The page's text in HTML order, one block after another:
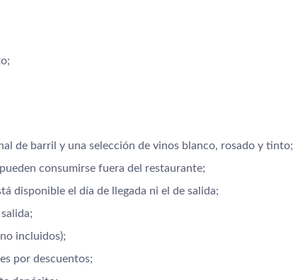
de barril y una selección de vinos blanco, rosado y tinto;
consumirse fuera del restaurante;
disponible el día de llegada ni el de salida;
incluidos);
por descuentos;